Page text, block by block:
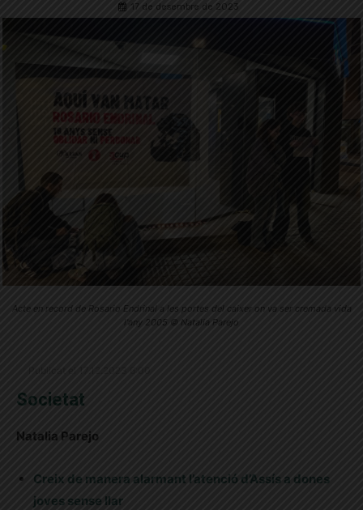
17 de desembre de 2023
Acte en record de Rosario Endrinal a les portes del caixer on va ser cremada vida
l'any 2005 © Natalia Parejo
Societat
Natalia Parejo
Creix de manera alarmant l’atenció d’Assís a dones
joves sense llar